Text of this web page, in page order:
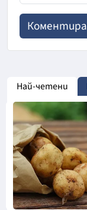
Най-четени
Снимка:
Пиксабей